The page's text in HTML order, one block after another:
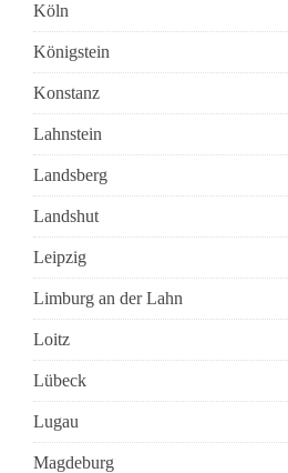
Köln
Königstein
Konstanz
Lahnstein
Landsberg
Landshut
Leipzig
Limburg an der Lahn
Loitz
Lübeck
Lugau
Magdeburg